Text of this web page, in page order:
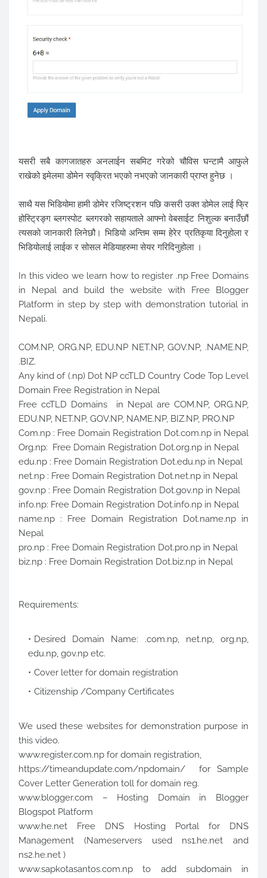
यसरी सबै कागजातहरु अनलाईन सबमिट गरेको चौविस घन्टामै आफुले
राखेको इमेलमा डोमेन स्वृक्रित भएको नभएको जानकारी प्राप्त हुनेछ ।
साथै यस भिडियोमा हामी डोमेर रजिष्ट्रशन पछि कसरी उक्त डोमेल लाई फ्रि
होस्ट्रिङ्ग ब्लगस्पोट ब्लगरको सहायताले आफ्नो वेबसाईट निशुल्क बनाउँछौं
त्यसको जानकारी लिनेछौ। भिडियो अन्तिम सम्म हेरेर प्रतिकृया दिनुहोला र
भिडियोलाई लाईक र सोसल मेडियाहरुमा सेयर गरिदिनुहोला ।
In this video we learn how to register .np Free Domains
in Nepal and build the website with Free Blogger
Platform in step by step with demonstration tutorial in
Nepali.
COM.NP, ORG.NP, EDU.NP NET.NP, GOV.NP, .NAME.NP,
.BIZ.
Any kind of (.np) Dot NP ccTLD Country Code Top Level
Domain Free Registration in Nepal
Free ccTLD Domains in Nepal are COM.NP, ORG.NP,
EDU.NP, NET.NP, GOV.NP, NAME.NP, BIZ.NP, PRO.NP
Com.np : Free Domain Registration Dot.com.np in Nepal
Org.np: Free Domain Registration Dot.org.np in Nepal
edu.np : Free Domain Registration Dot.edu.np in Nepal
net.np : Free Domain Registration Dot.net.np in Nepal
gov.np : Free Domain Registration Dot.gov.np in Nepal
info.np: Free Domain Registration Dot.info.np in Nepal
name.np : Free Domain Registration Dot.name.np in
Nepal
pro.np : Free Domain Registration Dot.pro.np in Nepal
biz.np : Free Domain Registration Dot.biz.np in Nepal
Requirements:
Desired Domain Name: .com.np, net.np, org.np,
edu.np, gov.np etc.
Cover letter for domain registration
Citizenship /Company Certificates
We used these websites for demonstration purpose in
this video.
www.register.com.np for domain registration,
https://timeandupdate.com/npdomain/ for Sample
Cover Letter Generation toll for domain reg.
www.blogger.com – Hosting Domain in Blogger
Blogspot Platform
www.he.net Free DNS Hosting Portal for DNS
Management (Nameservers used ns1.he.net and
ns2.he.net )
www.sapkotasantos.com.np to add subdomain in